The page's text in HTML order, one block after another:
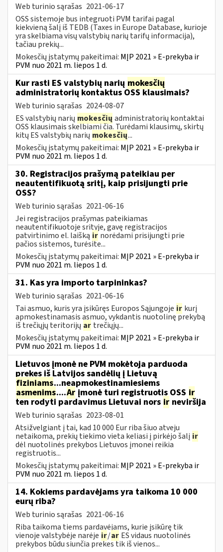
Web turinio sąrašas 2021-06-17
OSS sistemoje bus integruoti PVM tarifai pagal
kiekvieną šalį iš TEDB (Taxes in Europe Database, kurioje
yra skelbiama visų valstybių narių tarifų informacija),
tačiau prekių...
Mokesčių įstatymų pakeitimai: MĮP 2021 » E-prekyba ir
PVM nuo 2021 m. liepos 1 d.
Kur rasti ES valstybių narių mokesčių
administratorių kontaktus OSS klausimais?
Web turinio sąrašas 2024-08-07
ES valstybių narių mokesčių administratorių kontaktai
OSS klausimais skelbiami čia. Turėdami klausimų, skirtų
kitų ES valstybių narių mokesčių...
Mokesčių įstatymų pakeitimai: MĮP 2021 » E-prekyba ir
PVM nuo 2021 m. liepos 1 d.
30. Registracijos prašymą pateikiau per
neautentifikuotą sritį, kaip prisijungti prie
OSS?
Web turinio sąrašas 2021-06-16
Jei registracijos prašymas pateikiamas
neautentifikuotoje srityje, gavę registracijos
patvirtinimo el. laišką ir norėdami prisijungti prie
pačios sistemos, turėsite...
Mokesčių įstatymų pakeitimai: MĮP 2021 » E-prekyba ir
PVM nuo 2021 m. liepos 1 d.
31. Kas yra importo tarpininkas?
Web turinio sąrašas 2021-06-16
Tai asmuo, kuris yra įsikūręs Europos Sąjungoje ir kurį
apmokestinamasis asmuo, vykdantis nuotolinę prekybą
iš trečiųjų teritorijų ar trečiųjų...
Mokesčių įstatymų pakeitimai: MĮP 2021 » E-prekyba ir
PVM nuo 2021 m. liepos 1 d.
Lietuvos įmonė ne PVM mokėtoja parduoda
prekes iš Latvijos sandėlių į Lietuvą
fiziniams...neapmokestinamiesiems
asmenims....Ar įmonė turi registruotis OSS ir
ten rodyti pardavimus Lietuvai nors ir neviršija
Web turinio sąrašas 2023-08-01
Atsižvelgiant į tai, kad 10 000 Eur riba šiuo atveju
netaikoma, prekių tiekimo vieta keliasi į pirkėjo šalį ir
dėl nuotolinės prekybos Lietuvos įmonei reikia
registruotis...
Mokesčių įstatymų pakeitimai: MĮP 2021 » E-prekyba ir
PVM nuo 2021 m. liepos 1 d.
14. Kokiems pardavėjams yra taikoma 10 000
eurų riba?
Web turinio sąrašas 2021-06-16
Riba taikoma tiems pardavėjams, kurie įsikūrę tik
vienoje valstybėje narėje ir/ar ES vidaus nuotolinės
prekybos būdu siunčia prekes tik iš vienos...